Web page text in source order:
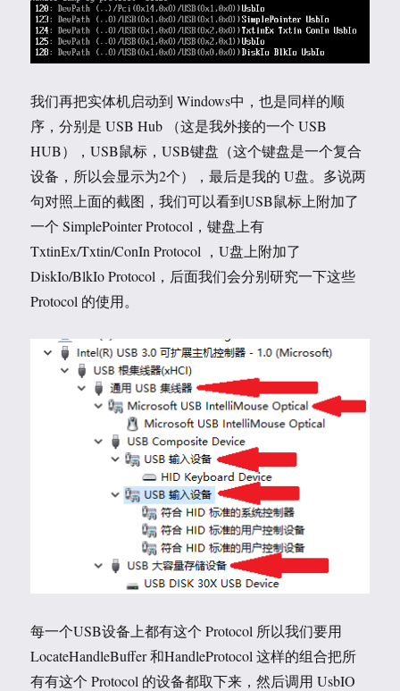
我们再把实体机启动到 Windows中，也是同样的顺
序，分别是 USB Hub （这是我外接的一个 USB
HUB），USB鼠标，USB键盘（这个键盘是一个复合
设备，所以会显示为2个），最后是我的 U盘。多说两
句对照上面的截图，我们可以看到USB鼠标上附加了
一个 SimplePointer Protocol，键盘上有
TxtinEx/Txtin/ConIn Protocol ，U盘上附加了
DiskIo/BlkIo Protocol，后面我们会分别研究一下这些
Protocol 的使用。
每一个USB设备上都有这个 Protocol 所以我们要用
LocateHandleBuffer 和HandleProtocol 这样的组合把所
有有这个 Protocol 的设备都取下来，然后调用 UsbIO